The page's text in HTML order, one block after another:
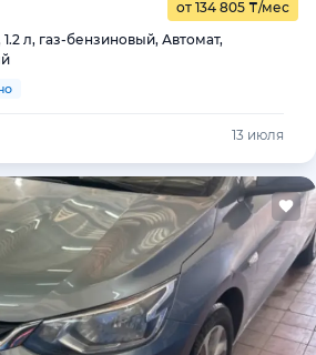
от 134 805 ₸/мес
л, газ-бензиновый, Автомат,
13 июля